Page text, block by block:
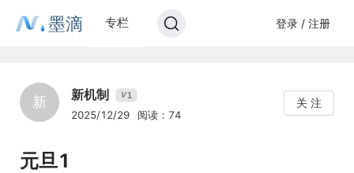
墨滴 专栏 登录 / 注册
新 新机制 V1
2025/12/29 阅读：74
关 注
元旦1